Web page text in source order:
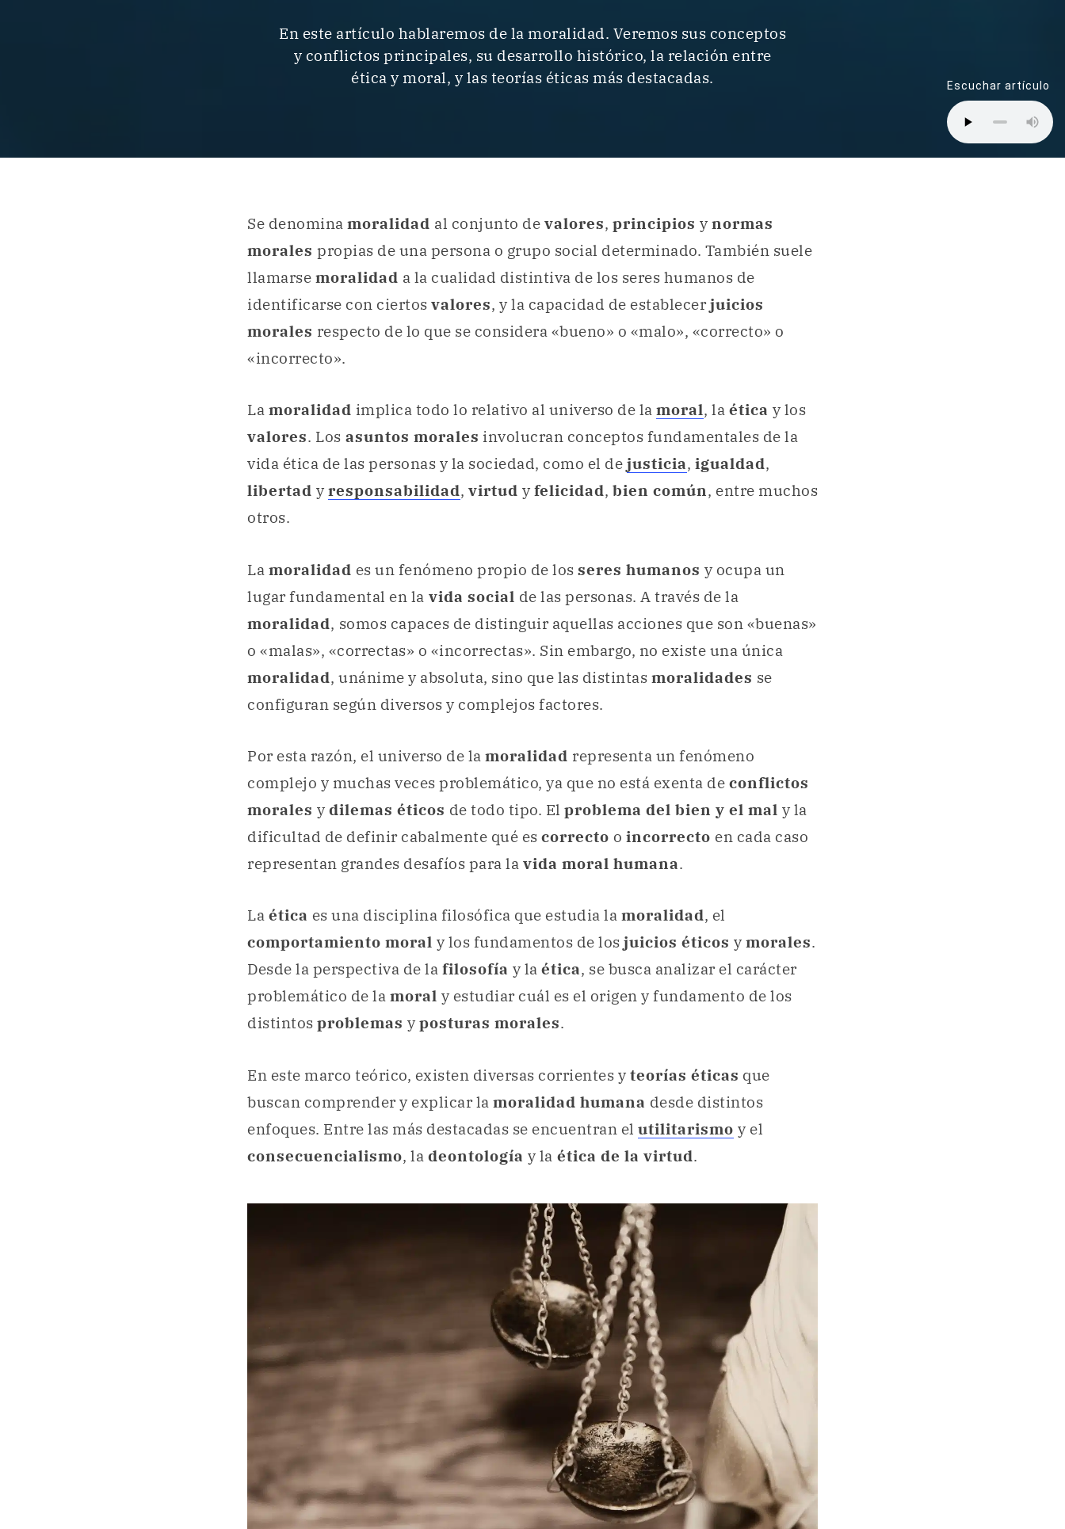
En este artículo hablaremos de la moralidad. Veremos sus conceptos
y conflictos principales, su desarrollo histórico, la relación entre
ética y moral, y las teorías éticas más destacadas.
Escuchar artículo
Se denomina moralidad al conjunto de valores, principios y normas
morales propias de una persona o grupo social determinado. También suele
llamarse moralidad a la cualidad distintiva de los seres humanos de
identificarse con ciertos valores, y la capacidad de establecerjuicios
morales respecto de lo que se considera «bueno» o «malo», «correcto» o
«incorrecto».
La moralidad implica todo lo relativo al universo de la moral, la ética y los
valores. Los asuntos morales involucran conceptos fundamentales de la
vida ética de las personas y la sociedad, como el de justicia, igualdad,
libertad y responsabilidad, virtud y felicidad, bien común, entre muchos
otros.
La moralidad es un fenómeno propio de los seres humanos y ocupa un
lugar fundamental en la vida social de las personas. A través de la
moralidad, somos capaces de distinguir aquellas acciones que son «buenas»
o «malas», «correctas» o «incorrectas». Sin embargo, no existe una única
moralidad, unánime y absoluta, sino que las distintas moralidades se
configuran según diversos y complejos factores.
Por esta razón, el universo de la moralidad representa un fenómeno
complejo y muchas veces problemático, ya que no está exenta de conflictos
morales y dilemas éticos de todo tipo. El problema del bien y el mal y la
dificultad de definir cabalmente qué es correcto o incorrecto en cada caso
representan grandes desafíos para la vida moral humana.
La ética es una disciplina filosófica que estudia la moralidad, el
comportamiento moral y los fundamentos de los juicios éticos y morales.
Desde la perspectiva de la filosofía y la ética, se busca analizar el carácter
problemático de la moral y estudiar cuál es el origen y fundamento de los
distintos problemas y posturas morales.
En este marco teórico, existen diversas corrientes y teorías éticas que
buscan comprender y explicar la moralidad humana desde distintos
enfoques. Entre las más destacadas se encuentran el utilitarismo y el
consecuencialismo, la deontología y la ética de la virtud.